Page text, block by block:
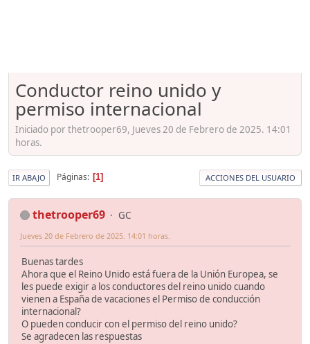
Conductor reino unido y
permiso internacional
Iniciado por thetrooper69, Jueves 20 de Febrero de 2025. 14:01
horas.
IR ABAJO Páginas 1 ACCIONES DEL USUARIO
thetrooper69 GC
Jueves 20 de Febrero de 2025. 14:01 horas.
Buenas tardes
Ahora que el Reino Unido está fuera de la Unión Europea, se
les puede exigir a los conductores del reino unido cuando
vienen a España de vacaciones el Permiso de conducción
internacional?
O pueden conducir con el permiso del reino unido?
Se agradecen las respuestas